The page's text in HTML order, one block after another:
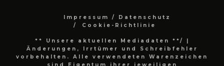
Impressum / Datenschutz
Cookie-Richtlinie
** Unsere aktuellen Mediadaten **/
|
Änderungen, Irrtümer und Schreibfehler
vorbehalten. Alle verwendeten Warenzeichen
sind Eigentum ihrer jeweiligen